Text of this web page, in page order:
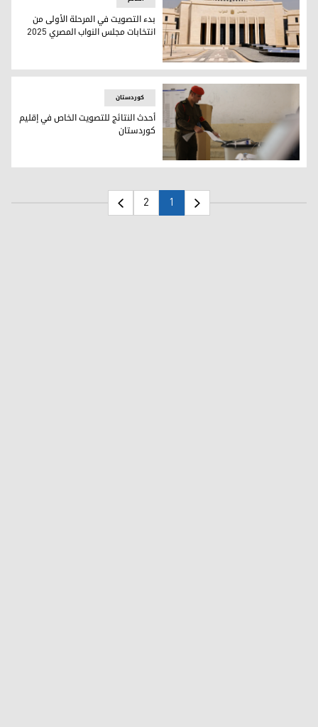
بدء التصويت في المرحلة الأولى من انتخابات مجلس النواب المصري
بدء التصويت في المرحلة الأولى من
انتخابات مجلس النواب المصري 2025
أحدث النتائج للتصويت الخاص في إقليم كوردستان
کوردستان
أحدث النتائج للتصويت الخاص في إقليم
كوردستان
1
2